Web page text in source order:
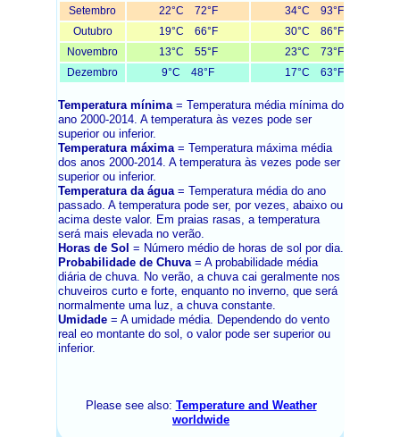
Setembro
22°C 72°F
34°C 93°F
Outubro
19°C 66°F
30°C 86°F
Novembro
13°C 55°F
23°C 73°F
Dezembro
9°C 48°F 17°C 63°F
Temperatura mínima = Temperatura média mínima do
ano 2000-2014. A temperatura às vezes pode ser
superior ou inferior.
Temperatura máxima = Temperatura máxima média
dos anos 2000-2014. A temperatura às vezes pode ser
superior ou inferior.
Temperatura da água = Temperatura média do ano
passado. A temperatura pode ser, por vezes, abaixo ou
acima deste valor. Em praias rasas, a temperatura
será mais elevada no verão.
Horas de Sol = Número médio de horas de sol por dia.
Probabilidade de Chuva = A probabilidade média
diária de chuva. No verão, a chuva cai geralmente nos
chuveiros curto e forte, enquanto no inverno, que será
normalmente uma luz, a chuva constante.
Umidade = A umidade média. Dependendo do vento
real eo montante do sol, o valor pode ser superior ou
inferior.
Please see also: Temperature and Weather
worldwide